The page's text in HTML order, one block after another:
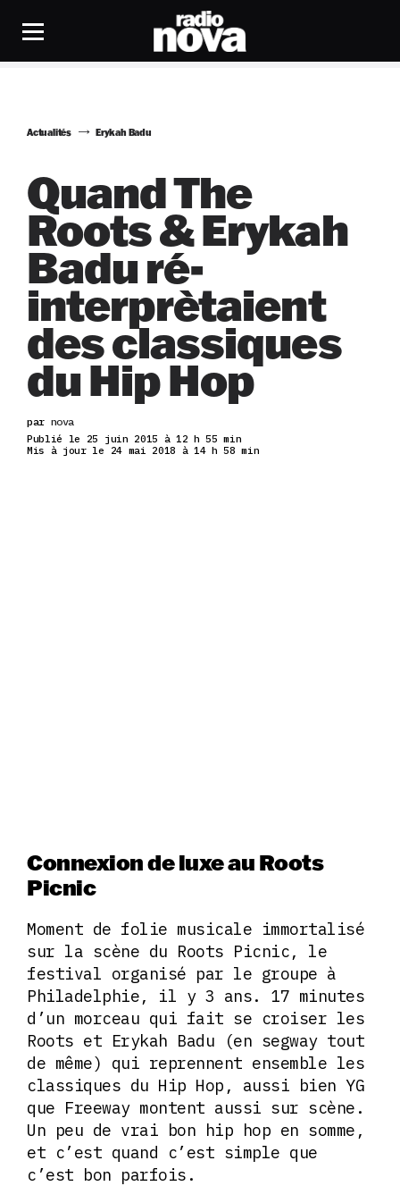
Actualités Erykah Badu
Quand The
Roots & Erykah
Badu ré-
interprètaient
des classiques
du Hip Hop
par nova
Publié le 25 juin 2015 à 12 h 55 min
Mis à jour le 24 mai 2018 à 14 h 58 min
Connexion de luxe au Roots
Picnic
Moment de folie musicale immortalisé
sur la scène du Roots Picnic, le
festival organisé par le groupe à
Philadelphie, il y 3 ans. 17 minutes
d’un morceau qui fait se croiser les
Roots et Erykah Badu (en segway tout
de même) qui reprennent ensemble les
classiques du Hip Hop, aussi bien YG
que Freeway montent aussi sur scène.
Un peu de vrai bon hip hop en somme,
et c’est quand c’est simple que
c’est bon parfois.